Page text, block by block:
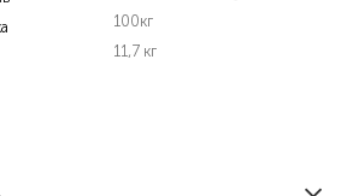
100кг
11,7 кг